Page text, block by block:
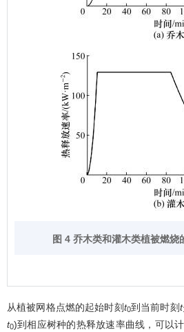
图 4 乔木类和灌木类植被燃烧
从植被网格点燃的起始时刻t0到当前时刻t1
t0)到相应树种的热释放速率曲线，可以